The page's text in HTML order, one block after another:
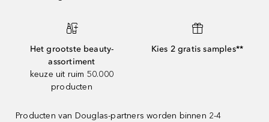
Het grootste beauty-
assortiment
keuze uit ruim 50.000
producten
Kies 2 gratis samples**
Producten van Douglas-partners worden binnen 2-4